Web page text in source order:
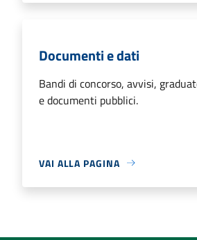
Documenti e dati
Bandi di concorso, avvisi,
e documenti pubblici.
VAI ALLA PAGINA